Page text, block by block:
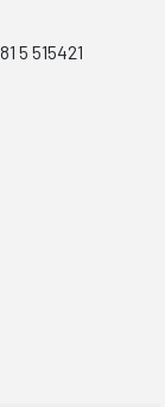
5 515421